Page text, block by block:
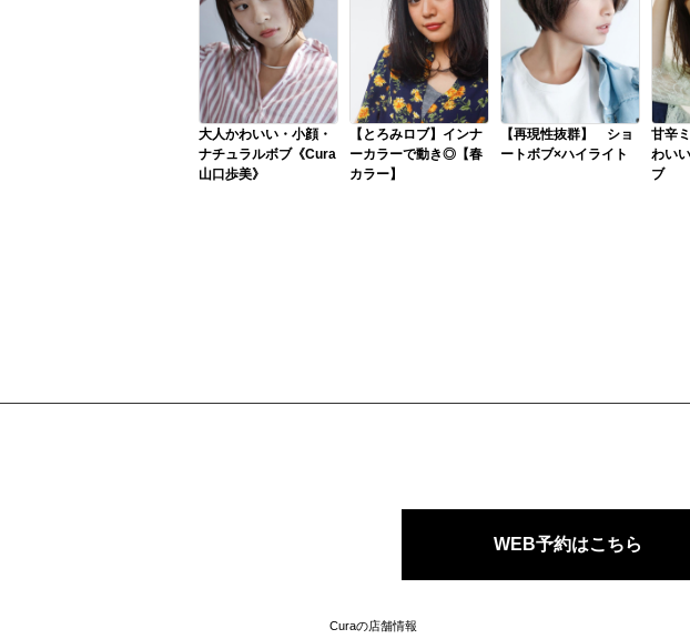
大人かわいい・小顔・
ナチュラルボブ《Cura
山口歩美》
【とろみロブ】インナ
ーカラーで動き◎【春
カラー】
【再現性抜群】 ショ
ートボブ×ハイライト
甘辛
わい
ブ
WEB予約はこちら
Curaの店舗情報